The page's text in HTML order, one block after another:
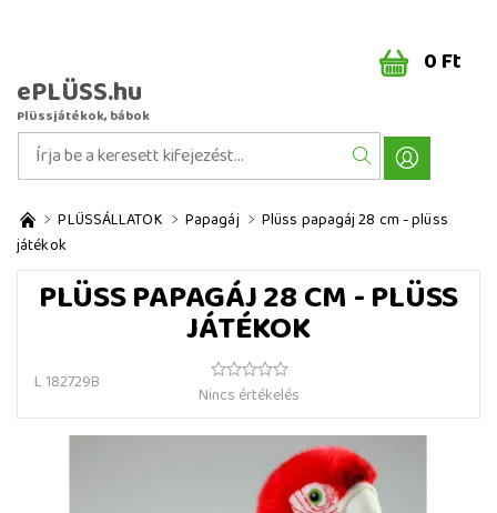
ePLÜSS.hu
Plüssjátékok, bábok
0 Ft
PLÜSSÁLLATOK Papagáj
Plüss papagáj 28 cm - plüss
játékok
PLÜSS PAPAGÁJ 28 CM - PLÜSS
JÁTÉKOK
L 182729B
Nincs értékelés